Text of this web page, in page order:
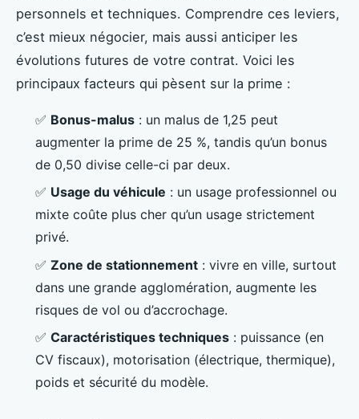
personnels et techniques. Comprendre ces leviers,
c’est mieux négocier, mais aussi anticiper les
évolutions futures de votre contrat. Voici les
principaux facteurs qui pèsent sur la prime :
✅ Bonus-malus : un malus de 1,25 peut
augmenter la prime de 25 %, tandis qu’un bonus
de 0,50 divise celle-ci par deux.
✅ Usage du véhicule : un usage professionnel ou
mixte coûte plus cher qu’un usage strictement
privé.
✅ Zone de stationnement : vivre en ville, surtout
dans une grande agglomération, augmente les
risques de vol ou d’accrochage.
✅ Caractéristiques techniques : puissance (en
CV fiscaux), motorisation (électrique, thermique),
poids et sécurité du modèle.